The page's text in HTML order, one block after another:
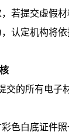
若提交虚假
认定机构将
交的所有电子
色白底证件照